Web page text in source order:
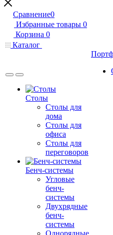
Сравнение0
Избранные товары 0
Корзина 0
Каталог
Столы
Столы для
дома
Столы для
офиса
Столы для
переговоров
Бенч-системы
Угловые
бенч-
системы
Двухрядные
бенч-
системы
Однорядные